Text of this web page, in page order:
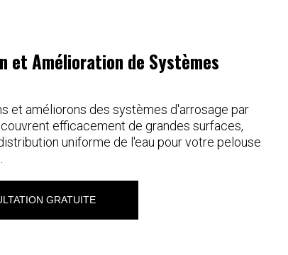
et Amélioration de Systèmes
GRATUITE
et améliorons des systèmes d'arrosage par
efficacement de grandes surfaces,
uniforme de l'eau pour votre pelouse